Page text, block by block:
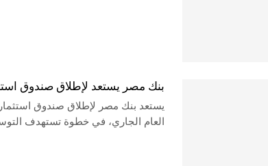
بنك مصر يستعد لإطلاق صندوق استثمار
العام الجاري، في خطوة تستهدف